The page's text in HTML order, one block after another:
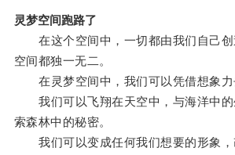
灵梦空间跑路了
在这个空间中，一切都由我们自己创
空间都独一无二。
在灵梦空间中，我们可以凭借想象力
我们可以飞翔在天空中，与海洋中的
索森林中的秘密。
我们可以变成任何我们想要的形象，